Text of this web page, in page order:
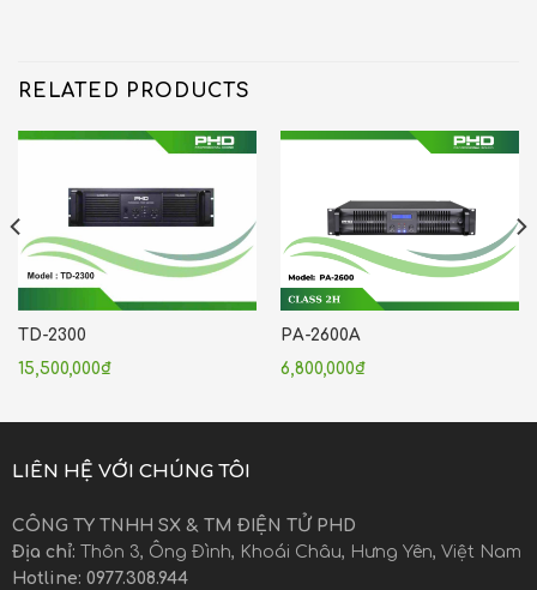
RELATED PRODUCTS
TD-2300
15,500,000₫
PA-2600A
6,800,000₫
LIÊN HỆ VỚI CHÚNG TÔI
CÔNG TY TNHH SX & TM ĐIỆN TỬ PHD
Địa chỉ: Thôn 3, Ông Đình, Khoái Châu, Hưng Yên, Việt Nam
Hotline: 0977.308.944